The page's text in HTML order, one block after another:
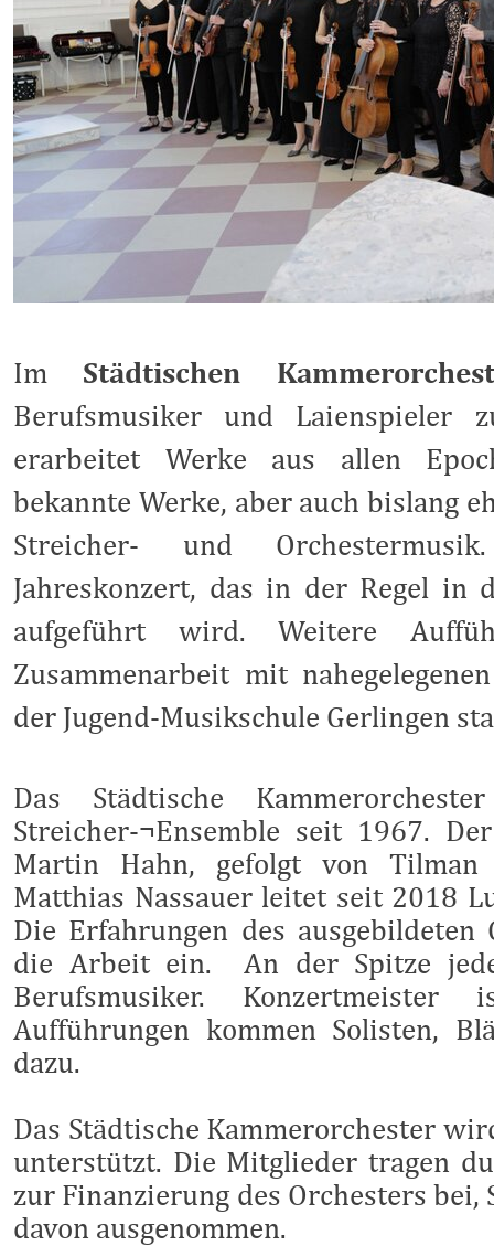
Im Städtischen
Berufsmusiker und Laienspieler
erarbeitet Werke aus allen
bekannte Werke, aber auch bislang
Streicher- und
Jahreskonzert, das in der Regel in
aufgeführt wird. Weitere
Zusammenarbeit mit
der Jugend-Musikschule Gerlingen
Das Städtische
Streicher-¬Ensemble seit 1967.
Martin Hahn, gefolgt von
Matthias Nassauer leitet seit 2018
Die Erfahrungen des
die Arbeit ein. An der Spitze
Berufsmusiker.
Aufführungen kommen Solisten,
dazu.
Das Städtische Kammerorchester
unterstützt. Die Mitglieder tragen
zur Finanzierung des Orchesters
davon ausgenommen.